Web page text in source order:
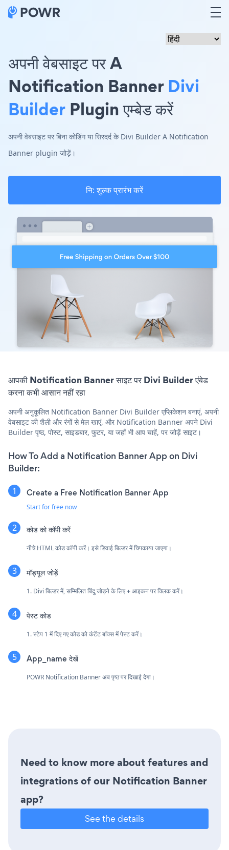
अपनी वेबसाइट पर A
Notification BannerDivi
Builder Plugin एम्बेड करें
अपनी वेबसाइट पर बिना कोडिंग या सिरदर्द के Divi Builder A Notification
Banner plugin जोड़ें।
नि: शुल्क प्रारंभ करें
आपकी Notification Banner साइट पर Divi Builder एंबेड
करना कभी आसान नहीं रहा
अपनी अनुकूलित Notification Banner Divi Builder एप्लिकेशन बनाएं, अपनी
वेबसाइट की शैली और रंगों से मेल खाएं, और Notification Banner अपने Divi
Builder पृष्ठ, पोस्ट, साइडबार, फुटर, या जहाँ भी आप चाहें, पर जोड़ें साइट।
How To Add a Notification Banner App on Divi
Builder:
Create a Free Notification Banner App
Start for free now
कोड को कॉपी करें
नीचे HTML कोड कॉपी करें। इसे डिवाई बिल्डर में चिपकाया जाएगा।
मॉड्यूल जोड़ें
1. Divi बिल्डर में, सम्मिलित बिंदु जोड़ने के लिए+आइकन पर क्लिक करें।
पेस्ट कोड
1. स्टेप 1 में दिए गए कोड को कंटेंट बॉक्स में पेस्ट करें।
App_name देखें
POWR Notification Banner अब पृष्ठ पर दिखाई देगा।
Need to know more about features and
integrations of our Notification Banner
app?
See the details